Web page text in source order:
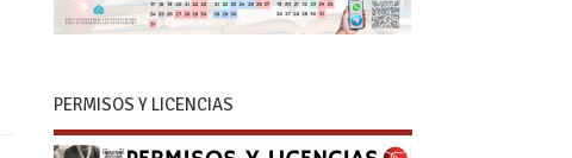
PERMISOS Y LICENCIAS